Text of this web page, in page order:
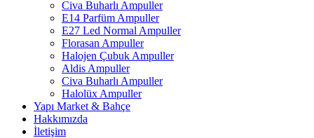
Civa Buharlı Ampuller
E14 Parfüm Ampuller
E27 Led Normal Ampuller
Florasan Ampuller
Halojen Çubuk Ampuller
Aldis Ampuller
Civa Buharlı Ampuller
Halolüx Ampuller
Yapı Market & Bahçe
Hakkımızda
İletişim